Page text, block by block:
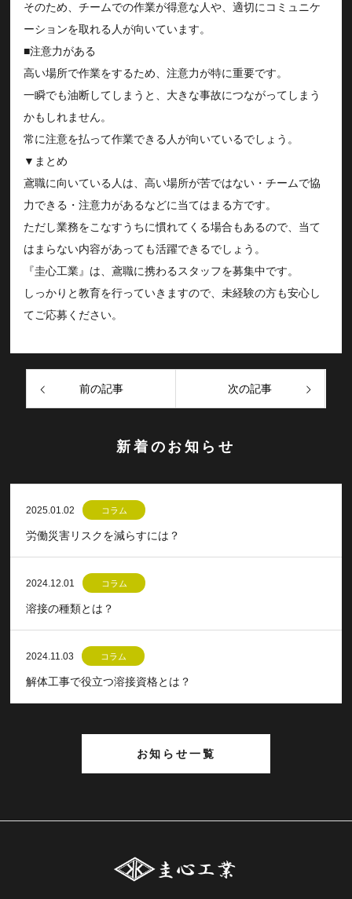
そのため、チームでの作業が得意な人や、適切にコミュニケ
ーションを取れる人が向いています。
■注意力がある
高い場所で作業をするため、注意力が特に重要です。
一瞬でも油断してしまうと、大きな事故につながってしまう
かもしれません。
常に注意を払って作業できる人が向いているでしょう。
▼まとめ
鳶職に向いている人は、高い場所が苦ではない・チームで協
力できる・注意力があるなどに当てはまる方です。
ただし業務をこなすうちに慣れてくる場合もあるので、当て
はまらない内容があっても活躍できるでしょう。
『圭心工業』は、鳶職に携わるスタッフを募集中です。
しっかりと教育を行っていきますので、未経験の方も安心し
てご応募ください。
前の記事 次の記事
新着のお知らせ
2025.01.02 コラム
労働災害リスクを減らすには？
2024.12.01 コラム
溶接の種類とは？
2024.11.03 コラム
解体工事で役立つ溶接資格とは？
お知らせ一覧